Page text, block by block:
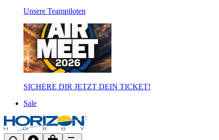
Unsere Teampiloten
SICHERE DIR JETZT DEIN TICKET!
Sale